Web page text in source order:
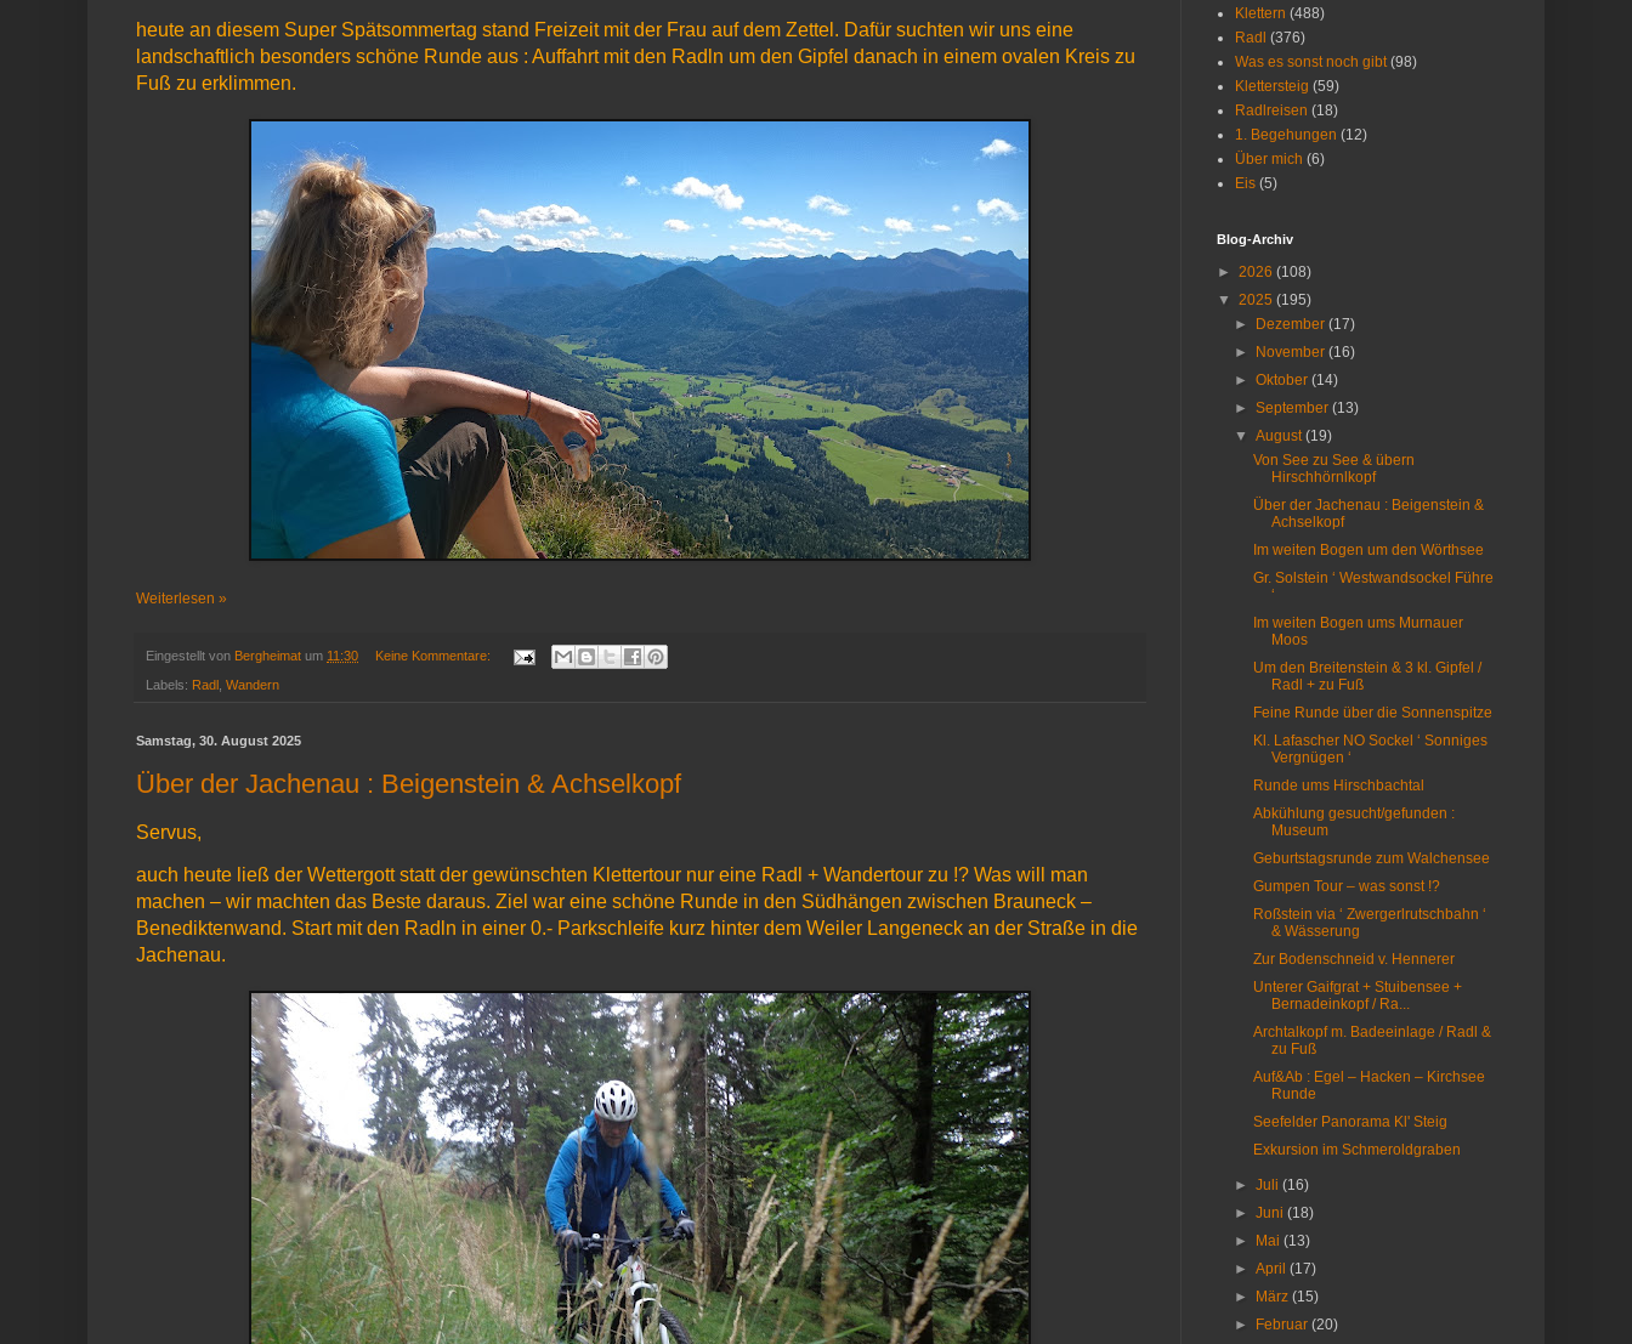
heute an diesem Super Spätsommertag stand Freizeit mit der Frau auf dem Zettel. Dafür suchten wir uns eine
landschaftlich besonders schöne Runde aus : Auffahrt mit den Radln um den Gipfel danach in einem ovalen Kreis zu
Fuß zu erklimmen.
Weiterlesen »
Eingestellt von Bergheimat um 11:30 Keine Kommentare:
Labels: Radl , Wandern
Samstag, 30. August 2025
Über der Jachenau : Beigenstein & Achselkopf
Servus,
auch heute ließ der Wettergott statt der gewünschten Klettertour nur eine Radl + Wandertour zu !? Was will man
machen – wir machten das Beste daraus. Ziel war eine schöne Runde in den Südhängen zwischen Brauneck –
Benediktenwand. Start mit den Radln in einer 0.- Parkschleife kurz hinter dem Weiler Langeneck an der Straße in die
Jachenau.
Klettern (488)
Radl (376)
Was es sonst noch gibt (98)
Klettersteig (59)
Radlreisen (18)
1. Begehungen (12)
Über mich (6)
Eis (5)
Blog-Archiv
► 2026 (108)
▼ 2025 (195)
►
Dezember(17)
►
November(16)
►Oktober(14)
►September(13)
▼August(19)
Von See zu See & übern
Hirschhörnlkopf
Über der Jachenau : Beigenstein &
Achselkopf
Im weiten Bogen um den Wörthsee
Gr. Solstein ‘ Westwandsockel Führe
‘
Im weiten Bogen ums Murnauer
Moos
Um den Breitenstein & 3 kl. Gipfel /
Radl + zu Fuß
Feine Runde über die Sonnenspitze
Kl. Lafascher NO Sockel ‘ Sonniges
Vergnügen ‘
Runde ums Hirschbachtal
Abkühlung gesucht/gefunden :
Museum
Geburtstagsrunde zum Walchensee
Gumpen Tour – was sonst !?
Roßstein via ‘ Zwergerlrutschbahn ‘
& Wässerung
Zur Bodenschneid v. Hennerer
Unterer Gaifgrat + Stuibensee +
Bernadeinkopf / Ra...
Archtalkopf m. Badeeinlage / Radl &
zu Fuß
Auf&Ab : Egel – Hacken – Kirchsee
Runde
Seefelder Panorama Kl' Steig
Exkursion im Schmeroldgraben
►Juli(16)
►Juni(18)
►
Mai(13)
►April(17)
►
März(15)
►
Februar(20)